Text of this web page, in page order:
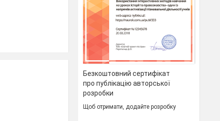
Безкоштовний сертифікат
про публікацію авторської
розробки
Щоб отримати, додайте розробку